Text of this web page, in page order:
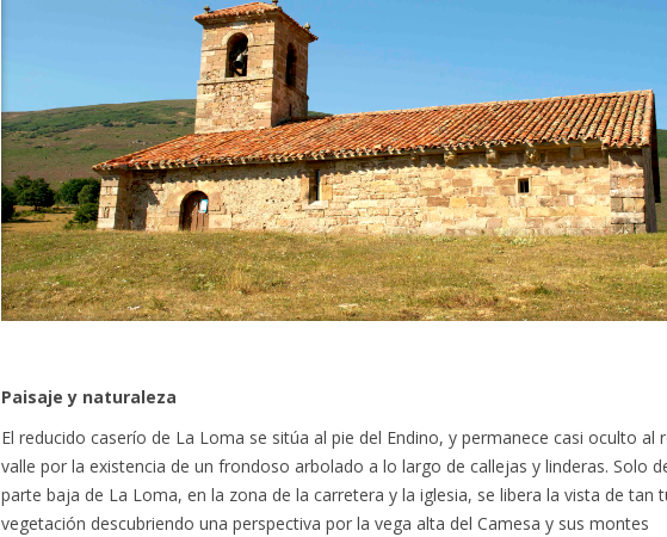
Paisaje y naturaleza
El reducido caserío de La Loma se sitúa al pie del Endino, y permanece casi oculto al
valle por la existencia de un frondoso arbolado a lo largo de callejas y linderas. Solo
parte baja de La Loma, en la zona de la carretera y la iglesia, se libera la vista de tan
vegetación descubriendo una perspectiva por la vega alta del Camesa y sus montes